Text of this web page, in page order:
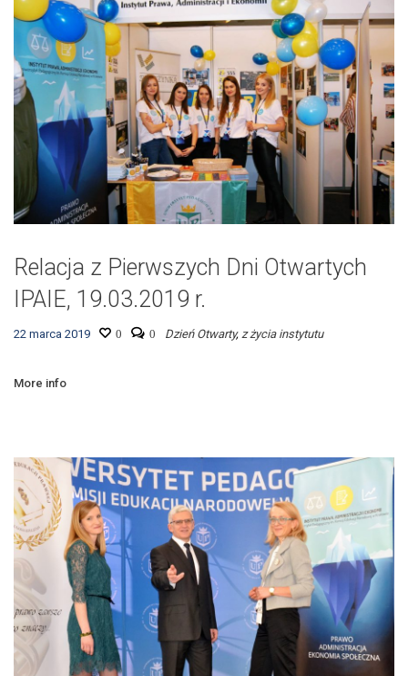
Relacja z Pierwszych Dni Otwartych
IPAIE, 19.03.2019 r.
22 marca 2019 0 0 Dzień Otwarty, z życia instytutu
More info